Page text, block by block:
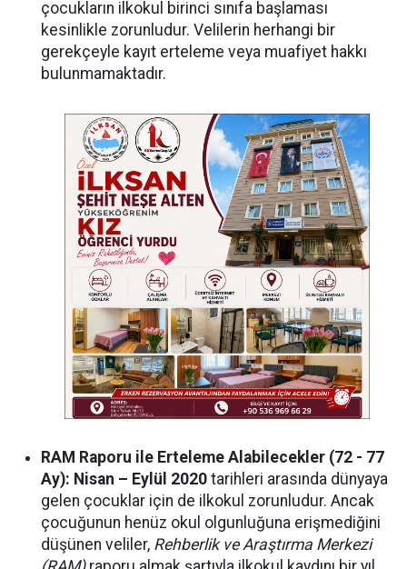
çocukların ilkokul birinci sınıfa başlaması
kesinlikle zorunludur. Velilerin herhangi bir
gerekçeyle kayıt erteleme veya muafiyet hakkı
bulunmamaktadır.
RAM Raporu ile Erteleme Alabilecekler (72 - 77
Ay): Nisan – Eylül 2020 tarihleri arasında dünyaya
gelen çocuklar için de ilkokul zorunludur. Ancak
çocuğunun henüz okul olgunluğuna erişmediğini
düşünen veliler, Rehberlik ve Araştırma Merkezi